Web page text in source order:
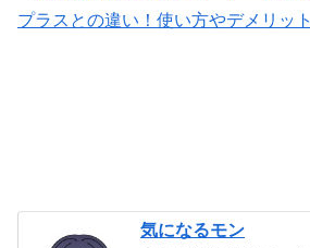
プラスとの違い！使い方やデメリット
気になるモン